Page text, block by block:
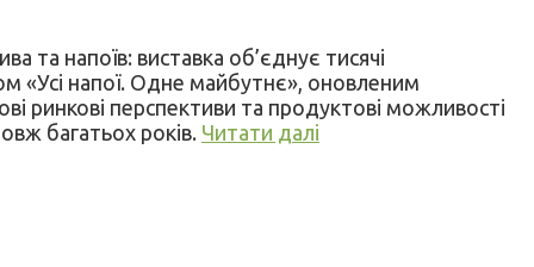
та напоїв: виставка об’єднує тисячі
«Усі напої. Одне майбутнє», оновленим
ринкові перспективи та продуктові можливості
багатьох років. Читати далі